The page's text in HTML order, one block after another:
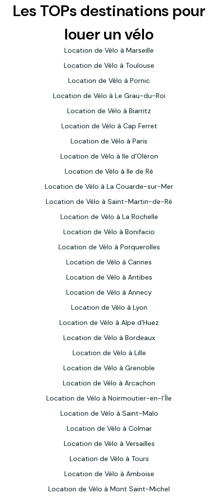
Les TOPs destinations pour
louer un vélo
Location de Vélo à Marseille
Location de Vélo à Toulouse
Location de Vélo à Pornic
Location de Vélo à Le Grau-du-Roi
Location de Vélo à Biarritz
Location de Vélo à Cap Ferret
Location de Vélo à Paris
Location de Vélo à Ile d'Oléron
Location de Vélo à Ile de Ré
Location de Vélo à La Couarde-sur-Mer
Location de Vélo à Saint-Martin-de-Ré
Location de Vélo à La Rochelle
Location de Vélo à Bonifacio
Location de Vélo à Porquerolles
Location de Vélo à Cannes
Location de Vélo à Antibes
Location de Vélo à Annecy
Location de Vélo à Lyon
Location de Vélo à Alpe d'Huez
Location de Vélo à Bordeaux
Location de Vélo à Lille
Location de Vélo à Grenoble
Location de Vélo à Arcachon
Location de Vélo à Noirmoutier-en-l'Île
Location de Vélo à Saint-Malo
Location de Vélo à Colmar
Location de Vélo à Versailles
Location de Vélo à Tours
Location de Vélo à Amboise
Location de Vélo à Mont Saint-Michel